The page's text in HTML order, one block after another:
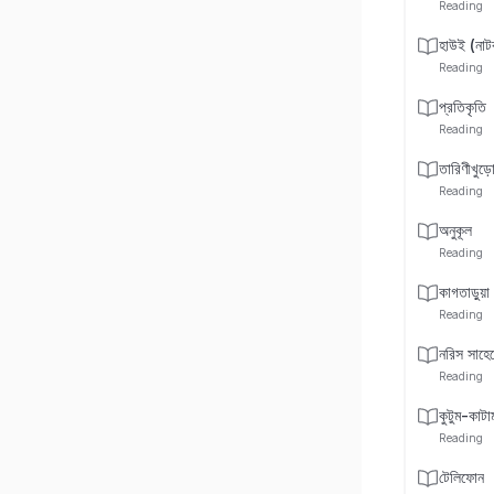
Reading
হাউই
Reading
প্রতিকৃতি
Reading
Reading
অনুকূল
Reading
কাগতাড়ুয়া
Reading
নরিস
Reading
কুটুম-
Reading
টেলিফোন